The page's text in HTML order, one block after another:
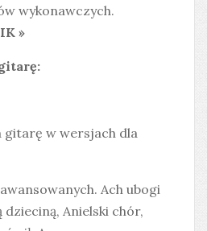
wykonawczych.
»
gitarę w wersjach dla
Ach ubogi
dzieciną, Anielski chór,